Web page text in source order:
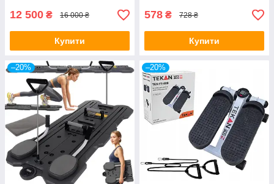
12 500 ₴ 16 000 ₴
Купити
578 ₴ 728 ₴
Купити
–20% –20%